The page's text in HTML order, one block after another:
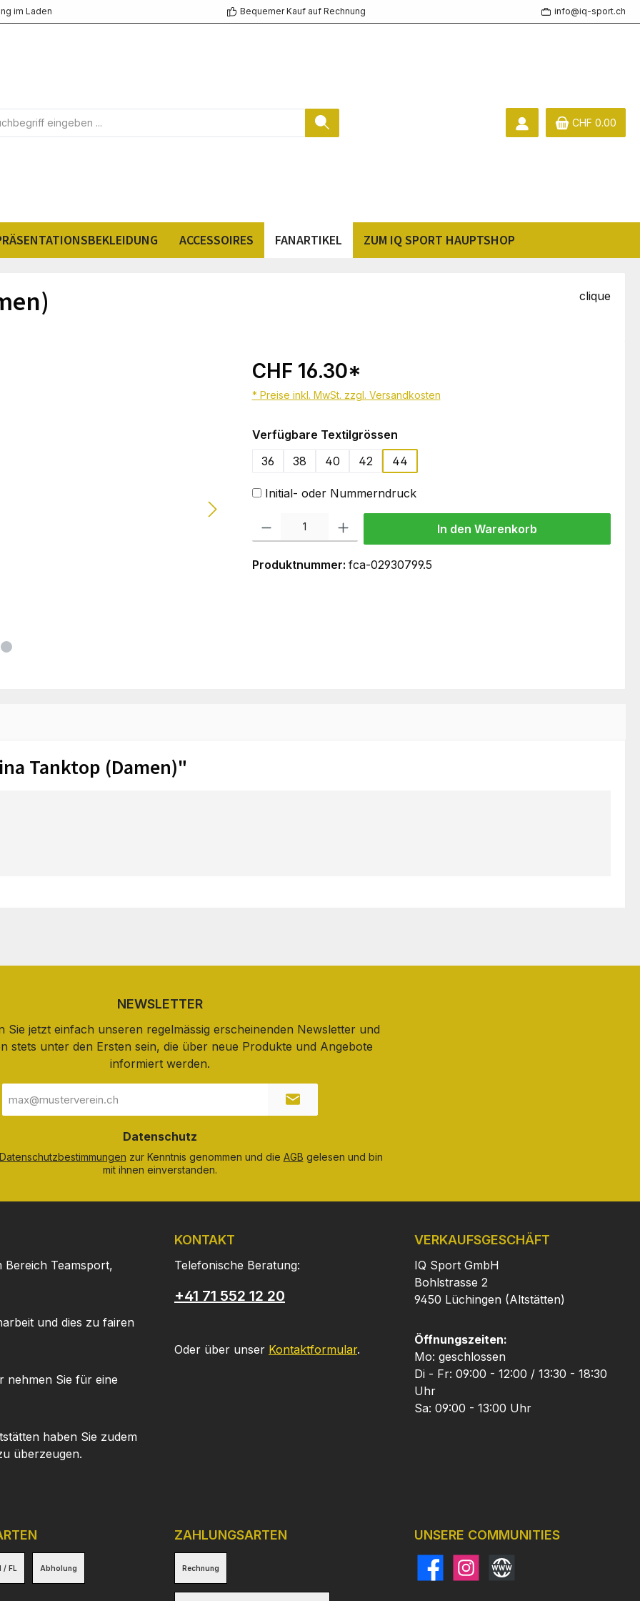
im Laden Bequemer Kauf auf Rechnung info@iq-sport.ch
CHF 0.00
ACCESSOIRES FANARTIKEL ZUM IQ SPORT HAUPTSHOP
clique
CHF 16.30*
* Preise inkl. MwSt. zzgl. Versandkosten
Verfügbare Textilgrössenauswählen
36
38 40 42 44
Initial- oder Nummerndruck
In den Warenkorb
Produktnummer: fca-02930799.5
Tanktop (Damen)"
NEWSLETTER
Sie jetzt einfach unseren regelmässig erscheinenden Newsletter und
stets unter den Ersten sein, die über neue Produkte und Angebote
informiert werden.
Mail-
Adresse
Datenschutz
Datenschutzbestimmungen zur Kenntnis genommen und die AGB gelesen und bin
mit ihnen einverstanden.
Bereich Teamsport,
und dies zu fairen
nehmen Sie für eine
haben Sie zudem
überzeugen.
KONTAKT
Telefonische Beratung:
+41 71 552 12 20
Oder über unser Kontaktformular.
VERKAUFSGESCHÄFT
IQ Sport GmbH
Bohlstrasse 2
9450 Lüchingen (Altstätten)
Öffnungszeiten:
Mo: geschlossen
Di - Fr: 09:00 - 12:00 / 13:30 - 18:30
Uhr
Sa: 09:00 - 13:00 Uhr
/ FL Abholung
ZAHLUNGSARTEN
Rechnung
UNSERE COMMUNITIES
FacebookInstagramWebsite